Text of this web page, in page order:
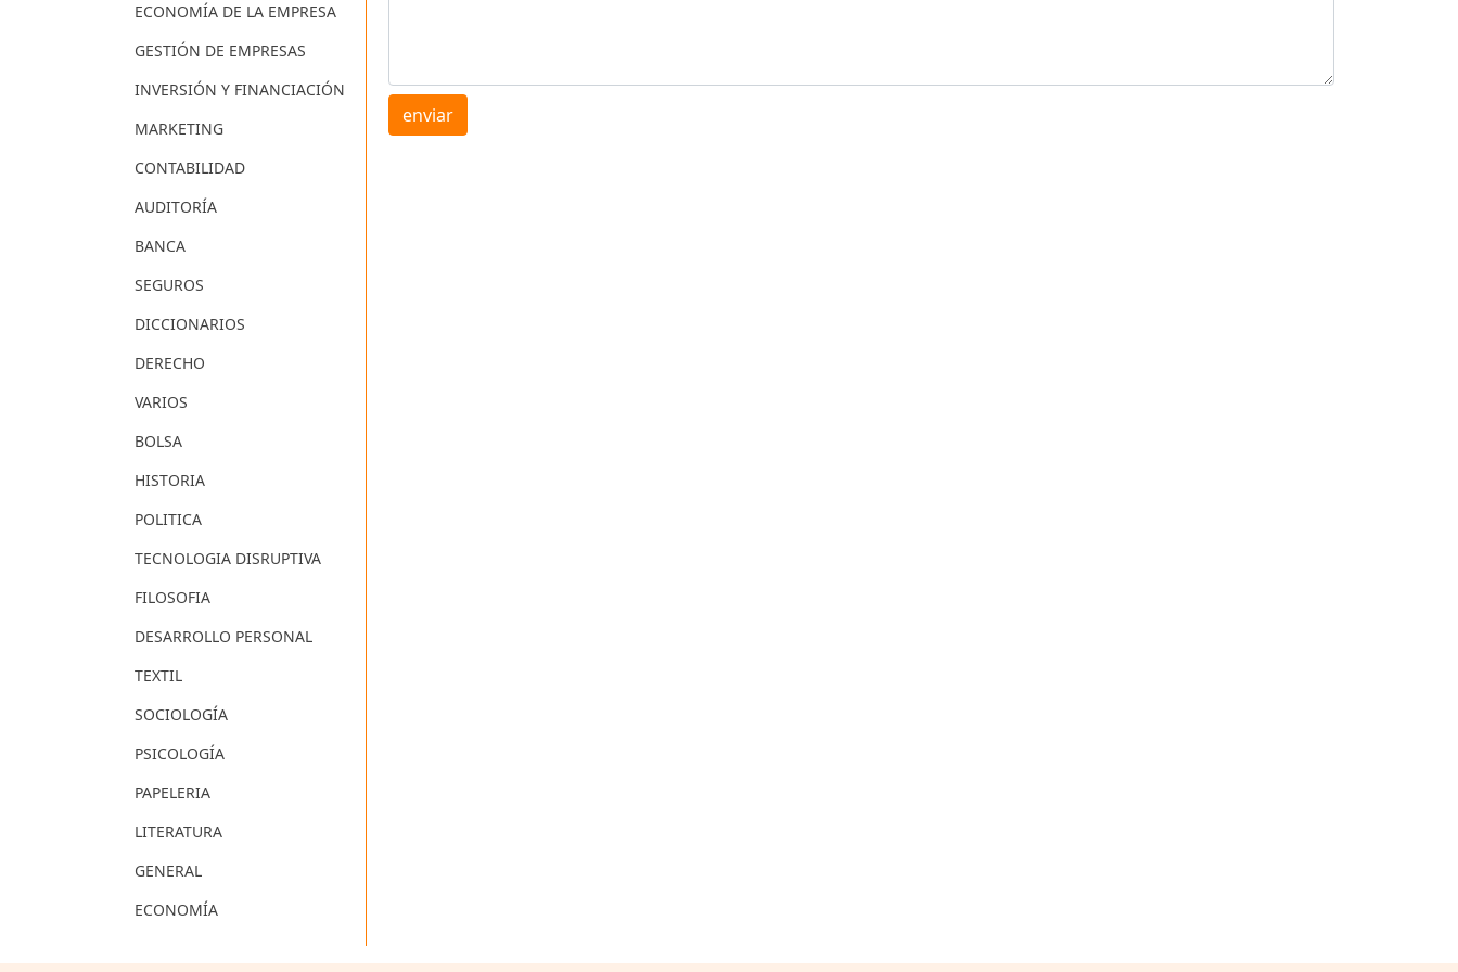
ECONOMÍA DE LA EMPRESA
GESTIÓN DE EMPRESAS
INVERSIÓN Y FINANCIACIÓN
MARKETING
CONTABILIDAD
AUDITORÍA
BANCA
SEGUROS
DICCIONARIOS
DERECHO
VARIOS
BOLSA
HISTORIA
POLITICA
TECNOLOGIA DISRUPTIVA
FILOSOFIA
DESARROLLO PERSONAL
TEXTIL
SOCIOLOGÍA
PSICOLOGÍA
PAPELERIA
LITERATURA
GENERAL
ECONOMÍA
enviar